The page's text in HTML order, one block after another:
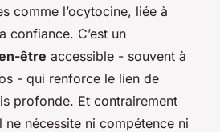
comme l’ocytocine, liée à
confiance. C’est un
être accessible - souvent à
- qui renforce le lien de
profonde. Et contrairement
ne nécessite ni compétence ni